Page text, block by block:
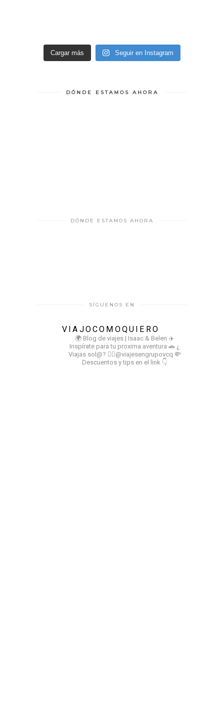
Cargar más Seguir en Instagram
DÓNDE ESTAMOS AHORA
DÓNDE ESTAMOS AHORA
SÍGUENOS EN
VIAJOCOMOQUIERO
🌍 Blog de viajes | Isaac & Belen ✈️
Inspírate para tu proxima aventura 🚗 ¿
Viajas sol@? 👉🏻@viajesengrupovcq 💸
Descuentos y tips en el link 👇